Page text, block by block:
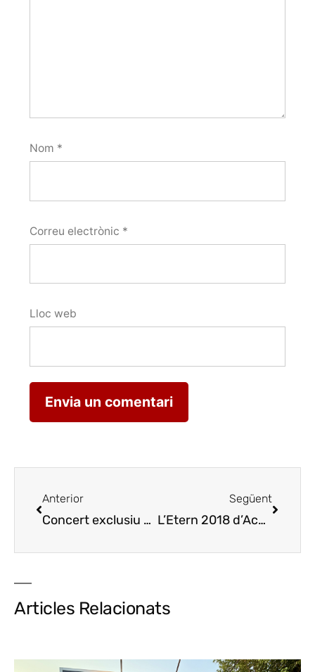
Nom *
Correu electrònic *
Lloc web
Anterior
Concert exclusiu d’Antoni Tolmos al Celler Mas Blanch i Jové
Següent
L’Etern 2018 d’Acústic , i El Corral Cremat 2012 d’Albet i Noya, millors vins catalans de 2023
Articles Relacionats